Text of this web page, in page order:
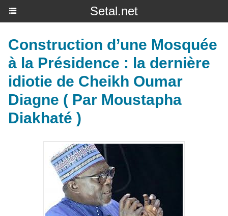
Setal.net
Construction d’une Mosquée
à la Présidence : la dernière
idiotie de Cheikh Oumar
Diagne ( Par Moustapha
Diakhaté )